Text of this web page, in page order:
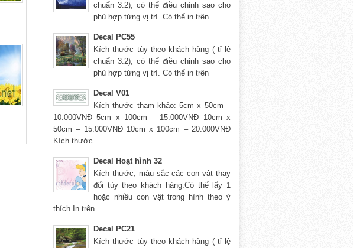
chuẩn 3:2), có thể điều chỉnh sao cho
phù hợp từng vị trí. Có thể in trên
Decal PC55
Kích thước tùy theo khách hàng ( tỉ lệ
chuẩn 3:2), có thể điều chỉnh sao cho
phù hợp từng vị trí. Có thể in trên
Decal V01
Kích thước tham khảo: 5cm x 50cm –
10.000VNĐ 5cm x 100cm – 15.000VNĐ 10cm x
50cm – 15.000VNĐ 10cm x 100cm – 20.000VNĐ
Kích thước
Decal Hoạt hình 32
Kích thước, màu sắc các con vật thay
đổi tùy theo khách hàng.Có thể lấy 1
hoặc nhiều con vật trong hình theo ý
thích.In trên
Decal PC21
Kích thước tùy theo khách hàng ( tỉ lệ